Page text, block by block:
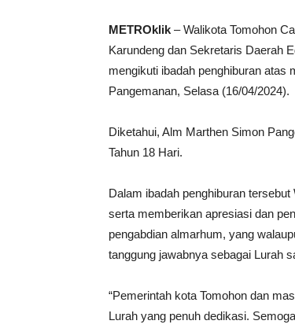
METROklik – Walikota Tomohon
Karundeng dan Sekretaris Daerah
mengikuti ibadah penghiburan atas
Pangemanan, Selasa (16/04/2024).
Diketahui, Alm Marthen Simon
Tahun 18 Hari.
Dalam ibadah penghiburan
serta memberikan apresiasi dan
pengabdian almarhum, yang
tanggung jawabnya sebagai Lurah
“Pemerintah kota Tomohon dan
Lurah yang penuh dedikasi.